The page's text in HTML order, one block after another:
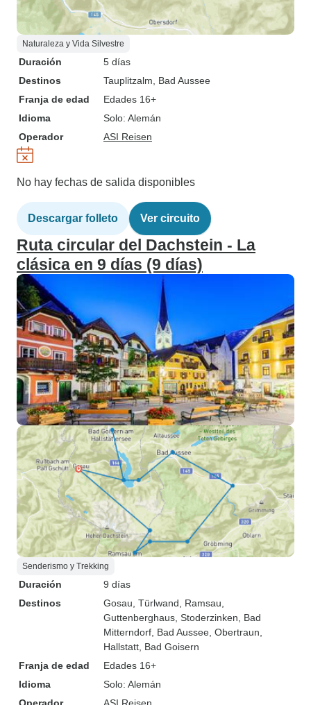
Naturaleza y Vida Silvestre
Duración
5 días
Destinos
Tauplitzalm , Bad Aussee
Franja de edad
Edades 16+
Idioma
Solo: Alemán
Operador
ASI Reisen
No hay fechas de salida disponibles
Descargar folleto Ver circuito
Ruta circular del Dachstein - La
clásica en 9 días (9 días)
Senderismo y Trekking
Duración
9 días
Destinos
Gosau , Türlwand , Ramsau
Guttenberghaus , Stoderzinken , Bad
Mitterndorf , Bad Aussee , Obertraun
Hallstatt , Bad Goisern
Franja de edad
Edades 16+
Idioma
Solo: Alemán